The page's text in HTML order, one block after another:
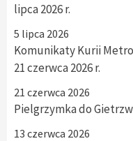
lipca 2026 r.
5 lipca 2026
Komunikaty Kurii
21 czerwca 2026 r.
21 czerwca 2026
Pielgrzymka do
13 czerwca 2026